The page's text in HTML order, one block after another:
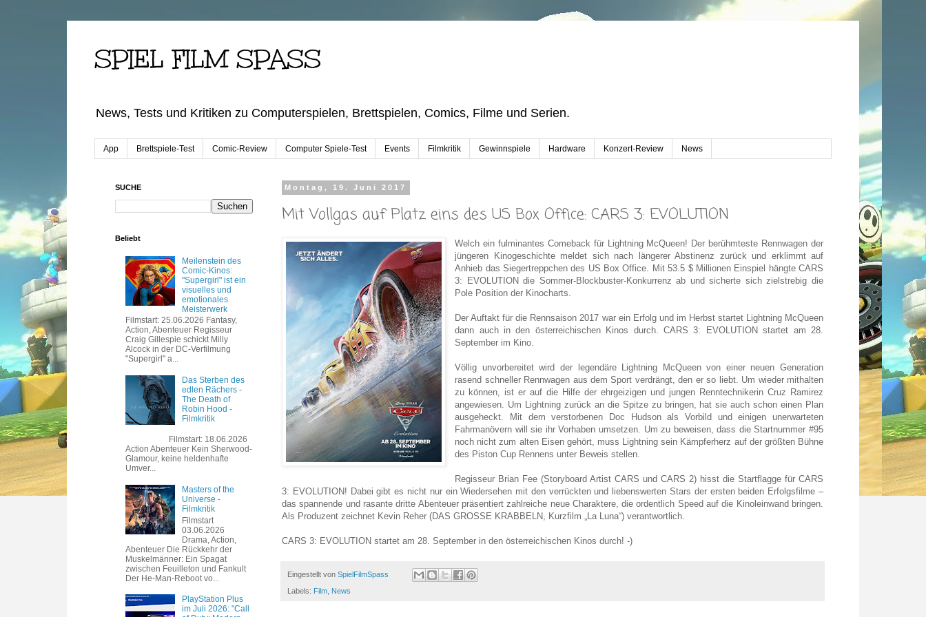
SPIEL FILM SPASS
News, Tests und Kritiken zu Computerspielen, Brettspielen, Comics, Filme und Serien.
App Brettspiele-Test Comic-Review Computer Spiele-Test Events Filmkritik Gewinnspiele Hardware Konzert-Review News
Montag, 19. Juni 2017
Mit Vollgas auf Platz eins des US Box Office: CARS 3: EVOLUTION
Welch ein fulminantes Comeback für Lightning McQueen! Der berühmteste Rennwagen der
jüngeren Kinogeschichte meldet sich nach längerer Abstinenz zurück und erklimmt auf
Anhieb das Siegertreppchen des US Box Office. Mit 53.5 $ Millionen Einspiel hängte CARS
3: EVOLUTION die Sommer-Blockbuster-Konkurrenz ab und sicherte sich zielstrebig die
Pole Position der Kinocharts.
Der Auftakt für die Rennsaison 2017 war ein Erfolg und im Herbst startet Lightning McQueen
dann auch in den österreichischen Kinos durch. CARS 3: EVOLUTION startet am 28.
September im Kino.
Völlig unvorbereitet wird der legendäre Lightning McQueen von einer neuen Generation
rasend schneller Rennwagen aus dem Sport verdrängt, den er so liebt. Um wieder mithalten
zu können, ist er auf die Hilfe der ehrgeizigen und jungen Renntechnikerin Cruz Ramirez
angewiesen. Um Lightning zurück an die Spitze zu bringen, hat sie auch schon einen Plan
ausgeheckt. Mit dem verstorbenen Doc Hudson als Vorbild und einigen unerwarteten
Fahrmanövern will sie ihr Vorhaben umsetzen. Um zu beweisen, dass die Startnummer #95
noch nicht zum alten Eisen gehört, muss Lightning sein Kämpferherz auf der größten Bühne
des Piston Cup Rennens unter Beweis stellen.
Regisseur Brian Fee (Storyboard Artist CARS und CARS 2) hisst die Startflagge für CARS
3: EVOLUTION! Dabei gibt es nicht nur ein Wiedersehen mit den verrückten und liebenswerten Stars der ersten beiden Erfolgsfilme –
das spannende und rasante dritte Abenteuer präsentiert zahlreiche neue Charaktere, die ordentlich Speed auf die Kinoleinwand bringen.
Als Produzent zeichnet Kevin Reher (DAS GROSSE KRABBELN, Kurzfilm „La Luna“) verantwortlich.
CARS 3: EVOLUTION startet am 28. September in den österreichischen Kinos durch! -)
Eingestellt von SpielFilmSpass
Labels: Film, News
SUCHE
Beliebt
Meilenstein des
Comic-Kinos:
"Supergirl" ist ein
visuelles und
emotionales
Meisterwerk
Filmstart: 25.06.2026 Fantasy,
Action, Abenteuer Regisseur
Craig Gillespie schickt Milly
Alcock in der DC-Verfilmung
"Supergirl" a...
Das Sterben des
edlen Rächers -
The Death of
Robin Hood -
Filmkritik
Filmstart: 18.06.2026
Action Abenteuer Kein Sherwood-
Glamour, keine heldenhafte
Umver...
Masters of the
Universe -
Filmkritik
Filmstart
03.06.2026
Drama, Action,
Abenteuer Die Rückkehr der
Muskelmänner: Ein Spagat
zwischen Feuilleton und Fankult
Der He-Man-Reboot vo...
PlayStation Plus
im Juli 2026: "Call